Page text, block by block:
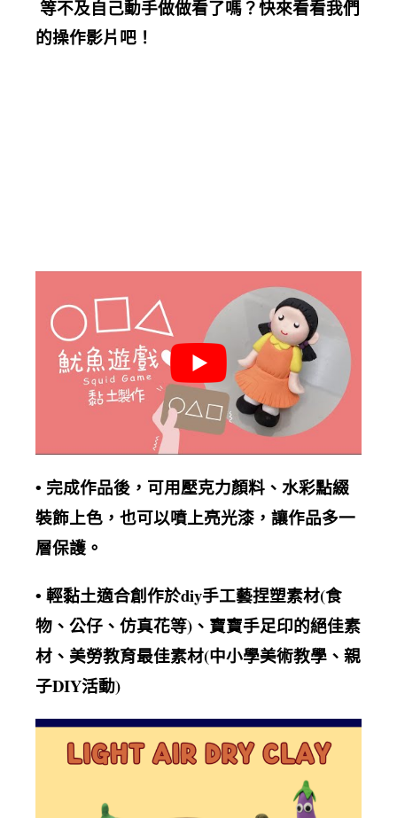
等不及自己動手做做看了嗎？快來看看我們
的操作影片吧！
• 完成作品後，可用壓克力顏料、水彩點綴
裝飾上色，也可以噴上亮光漆，讓作品多一
層保護 。
• 輕黏土適合創作於diy手工藝捏塑素材(食
物、公仔、仿真花等)、寶寶手足印的絕佳素
材、美勞教育最佳素材(中小學美術教學、親
子DIY活動)